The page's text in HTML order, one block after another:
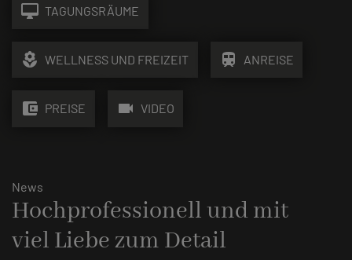
desktop_mac TAGUNGSRÄUME
local_florist WELLNESS UND FREIZEIT train ANREISE
account_balance_wallet PREISE videocam VIDEO
News
Hochprofessionell und mit
viel Liebe zum Detail